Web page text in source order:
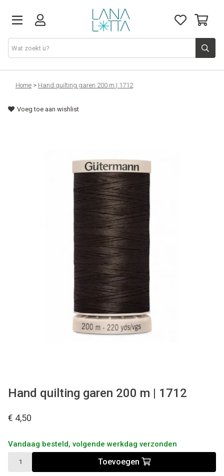
Stoffen
Fournituren
Home > Hand quilting garen 200 m | 1712
Voeg toe aan wishlist
Hand quilting garen 200 m | 1712
€ 4,50
Vandaag besteld, volgende werkdag verzonden
Toevoegen